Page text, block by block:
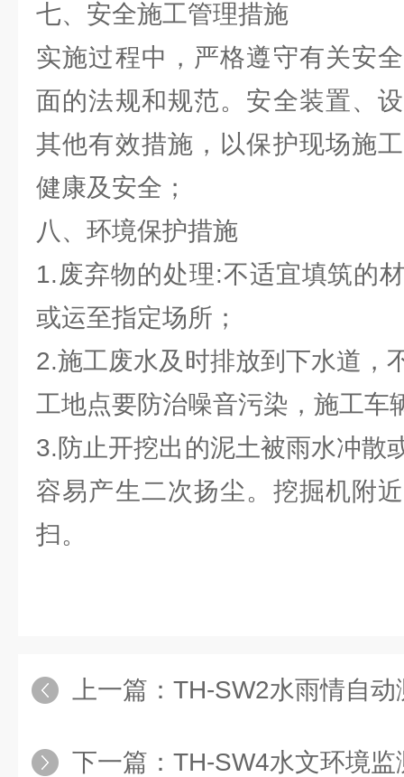
七、安全施工管理措施
实施过程中，严格遵守有关安
面的法规和规范。安全装置、
其他有效措施，以保护现场施
健康及安全；
八、环境保护措施
1.废弃物的处理:不适宜填筑的
或运至指定场所；
2.施工废水及时排放到下水道，
工地点要防治噪音污染，施工车
3.防止开挖出的泥土被雨水冲散
容易产生二次扬尘。挖掘机附
扫。
上一篇： TH-SW2水雨情自动
下一篇： TH-SW4水文环境监